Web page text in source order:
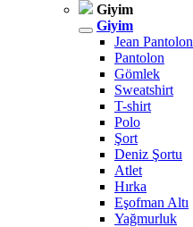
Giyim
Giyim
Jean Pantolon
Pantolon
Gömlek
Sweatshirt
T-shirt
Polo
Şort
Deniz Şortu
Atlet
Hırka
Eşofman Altı
Yağmurluk